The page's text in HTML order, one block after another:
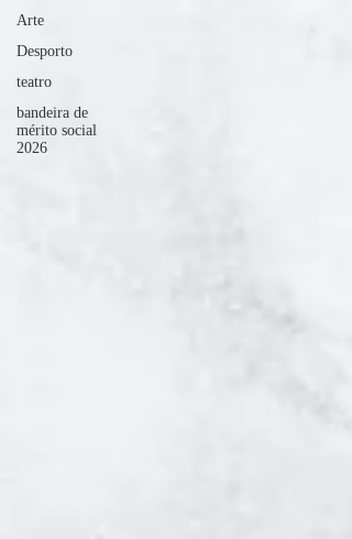
Arte
Desporto
teatro
bandeira de
mérito social
2026